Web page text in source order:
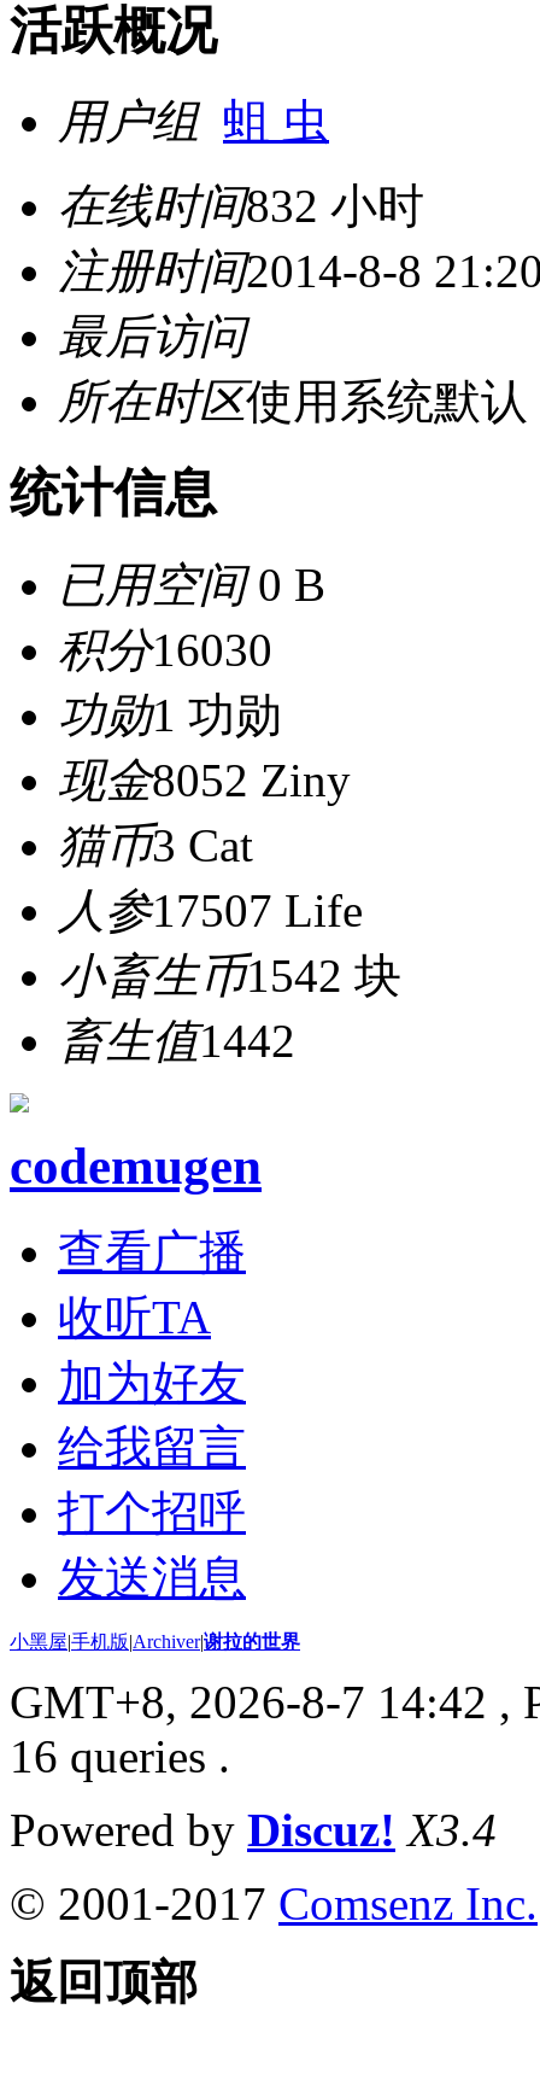
活跃概况
用户组 蛆 虫
在线时间832 小时
注册时间2014-8-8
最后访问
所在时区使用系统默认
统计信息
已用空间0 B
积分16030
功勋1 功勋
现金8052 Ziny
猫币3 Cat
人参17507 Life
小畜生币1542 块
畜生值1442
codemugen
查看广播
收听TA
加为好友
给我留言
打个招呼
发送消息
小黑屋|手机版|Archiver|谢拉的世界
GMT+8, 2026-8-7 14:42 ,
16 queries .
Powered by Discuz! X3.4
© 2001-2017 Comsenz Inc.
返回顶部